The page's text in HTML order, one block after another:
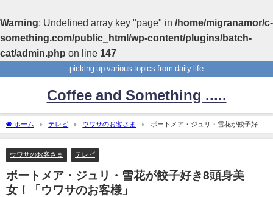
Warning: Undefined array key "page" in /home/migranamor/c-
something.com/public_html/wp-content/plugins/batch-
cat/admin.php on line 147
picking up various topics from daily life
Coffee and Something .....
ホーム テレビ ウワサのお客さま
ボートメア・ジュリ・雪花が餃子好き
8頭身美女！「ウワサのお客様」
ウワサのお客さま テレビ
ボートメア・ジュリ・雪花が餃子好き8頭身美
女！「ウワサのお客様」